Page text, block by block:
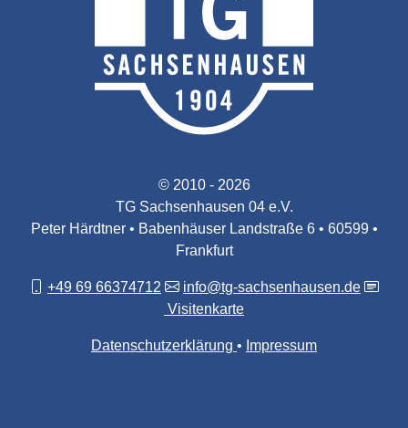
© 2010 - 2026
TG Sachsenhausen 04 e.V.
Peter Härdtner • Babenhäuser Landstraße 6 • 60599 •
Frankfurt
+49 69 66374712
info@tg-sachsenhausen.de
Visitenkarte
Datenschutzerklärung Impressum